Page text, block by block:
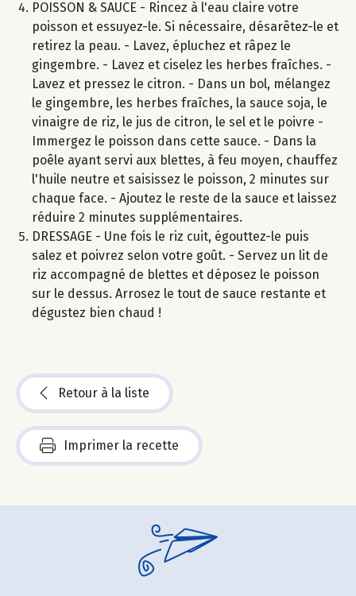
POISSON & SAUCE - Rincez à l'eau claire votre
poisson et essuyez-le. Si nécessaire, désarêtez-le et
retirez la peau. - Lavez, épluchez et râpez le
gingembre. - Lavez et ciselez les herbes fraîches. -
Lavez et pressez le citron. - Dans un bol, mélangez
le gingembre, les herbes fraîches, la sauce soja, le
vinaigre de riz, le jus de citron, le sel et le poivre -
Immergez le poisson dans cette sauce. - Dans la
poêle ayant servi aux blettes, à feu moyen, chauffez
l'huile neutre et saisissez le poisson, 2 minutes sur
chaque face. - Ajoutez le reste de la sauce et laissez
réduire 2 minutes supplémentaires.
DRESSAGE - Une fois le riz cuit, égouttez-le puis
salez et poivrez selon votre goût. - Servez un lit de
riz accompagné de blettes et déposez le poisson
sur le dessus. Arrosez le tout de sauce restante et
dégustez bien chaud !
Retour à la liste
Imprimer la recette